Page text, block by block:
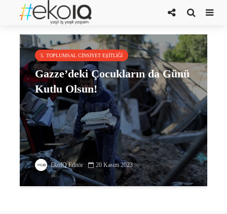
Dünya Çocuk Hakları Günü
5. TOPLUMSAL CINSIYET EŞITLIĞI
Gazze’deki Çocukların da Günü
Kutlu Olsun!
EkoIQ Editör 20 Kasım 2023